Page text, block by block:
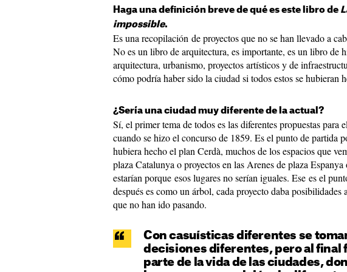
Haga una definición breve de qué es este libro de
impossible.
Es una recopilación de proyectos que no se han llevado a
No es un libro de arquitectura, es importante, es un libro de
arquitectura, urbanismo, proyectos artísticos y de
cómo podría haber sido la ciudad si todos estos se hubieran
¿Sería una ciudad muy diferente de la actual?
Sí, el primer tema de todos es las diferentes propuestas para
cuando se hizo el concurso de 1859. Es el punto de partida
hubiera hecho el plan Cerdà, muchos de los espacios que
plaza Catalunya o proyectos en las Arenes de plaza Espanya
estarían porque esos lugares no serían iguales. Ese es el
después es como un árbol, cada proyecto daba posibilidades
que no han ido pasando.
Con casuísticas diferentes se
decisiones diferentes, pero al final
parte de la vida de las ciudades,